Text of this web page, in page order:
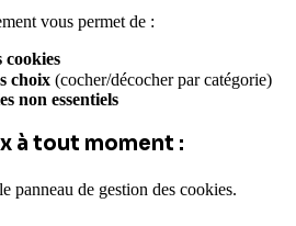
vous permet de :
cookies
choix (cocher/décocher par catégorie)
non essentiels
à tout moment :
de gestion des cookies.